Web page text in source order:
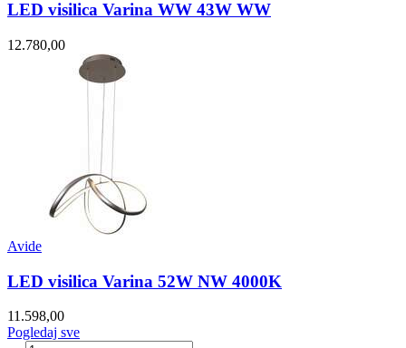
LED visilica Varina WW 43W WW
12.780,00
Avide
LED visilica Varina 52W NW 4000K
11.598,00
Pogledaj sve